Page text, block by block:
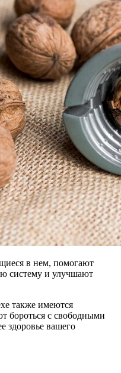
в нем, помогают
систему и улучшают
также имеются
бороться с свободными
здоровье вашего